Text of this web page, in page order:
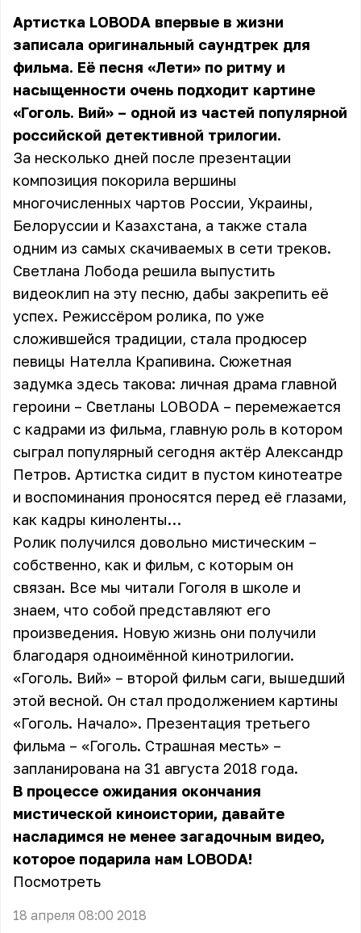
Артистка LOBODA впервые в жизни
записала оригинальный саундтрек для
фильма. Её песня «Лети» по ритму и
насыщенности очень подходит картине
«Гоголь. Вий» – одной из частей популярной
российской детективной трилогии.
За несколько дней после презентации
композиция покорила вершины
многочисленных чартов России, Украины,
Белоруссии и Казахстана, а также стала
одним из самых скачиваемых в сети треков.
Светлана Лобода решила выпустить
видеоклип на эту песню, дабы закрепить её
успех. Режиссёром ролика, по уже
сложившейся традиции, стала продюсер
певицы Нателла Крапивина. Сюжетная
задумка здесь такова: личная драма главной
героини – Светланы LOBODA – перемежается
с кадрами из фильма, главную роль в котором
сыграл популярный сегодня актёр Александр
Петров. Артистка сидит в пустом кинотеатре
и воспоминания проносятся перед её глазами,
как кадры киноленты…
Ролик получился довольно мистическим –
собственно, как и фильм, с которым он
связан. Все мы читали Гоголя в школе и
знаем, что собой представляют его
произведения. Новую жизнь они получили
благодаря одноимённой кинотрилогии.
«Гоголь. Вий» – второй фильм саги, вышедший
этой весной. Он стал продолжением картины
«Гоголь. Начало». Презентация третьего
фильма – «Гоголь. Страшная месть» –
запланирована на 31 августа 2018 года.
В процессе ожидания окончания
мистической киноистории, давайте
насладимся не менее загадочным видео,
которое подарила нам LOBODA!
Посмотреть
18 апреля 08:00 2018